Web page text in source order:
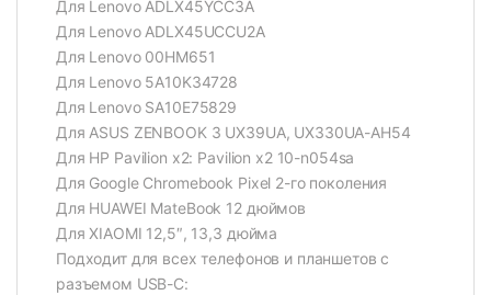
Для Lenovo ADLX45YCC3A
Для Lenovo ADLX45UCCU2A
Для Lenovo 00HM651
Для Lenovo 5A10K34728
Для Lenovo SA10E75829
Для ASUS ZENBOOK 3 UX39UA, UX330UA-AH54
Для HP Pavilion x2: Pavilion x2 10-n054sa
Для Google Chromebook Pixel 2-го поколения
Для HUAWEI MateBook 12 дюймов
Для XIAOMI 12,5″, 13,3 дюйма
Подходит для всех телефонов и планшетов с
разъемом USB-C: